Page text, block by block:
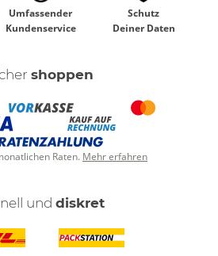
Umfassender
Kundenservice
Schutz
Deiner Daten
shoppen
Raten. Mehr erfahren
und diskret